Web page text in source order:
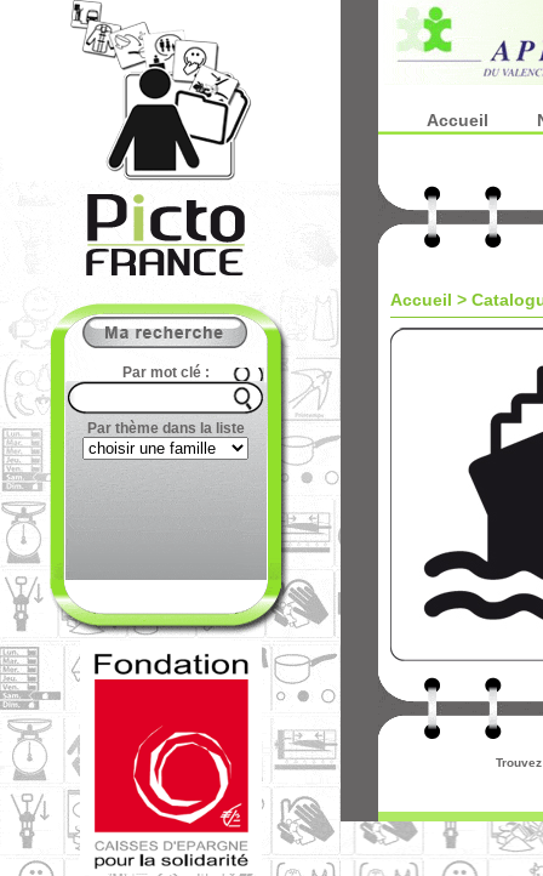
Par mot clé :
Par thème dans la liste
Accueil
Accueil >